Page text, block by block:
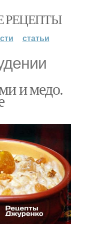
статьи
и медо.